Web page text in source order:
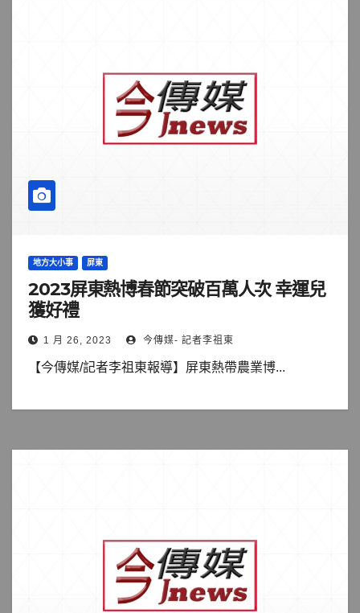
地方大小事 屏東
2023屏東熱博春節突破百萬人次 幸運兒
獲好禮
1 月 26, 2023 今傳媒- 記者李祖東
【今傳媒/記者李祖東報導】屏東熱帶農業博...